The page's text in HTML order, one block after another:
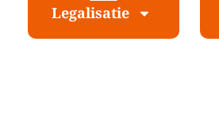
Legalisatie